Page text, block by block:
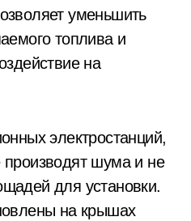
уменьшить
топлива и
на
электростанций,
шума и не
для установки.
на крышах